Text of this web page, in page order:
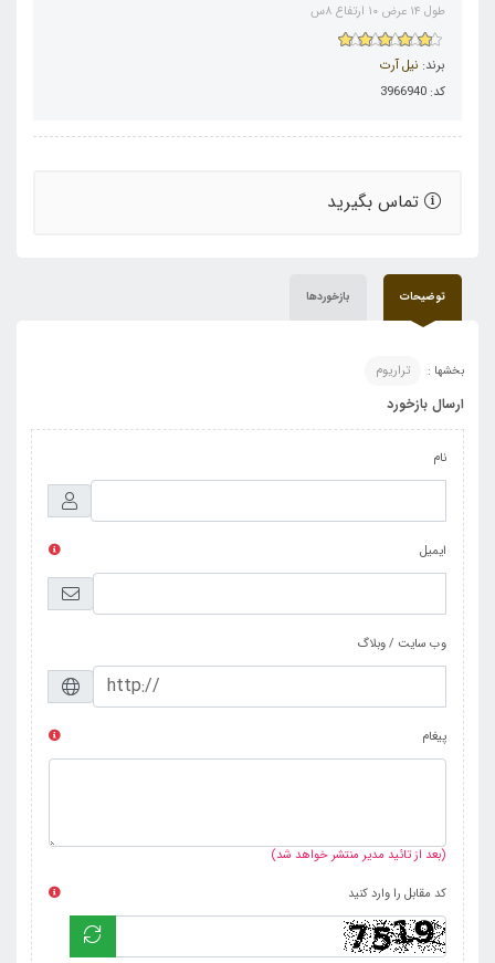
طول ۱۴ عرض ۱۰ ارتفاع ۸س
برند: نیل آرت
کد: 3966940
تماس بگیرید
توضیحات بازخوردها
بخشها : تراریوم
ارسال بازخورد
نام
ایمیل
وب سایت / وبلاگ
پیغام
(بعد از تائید مدیر منتشر خواهد شد)
کد مقابل را وارد کنید